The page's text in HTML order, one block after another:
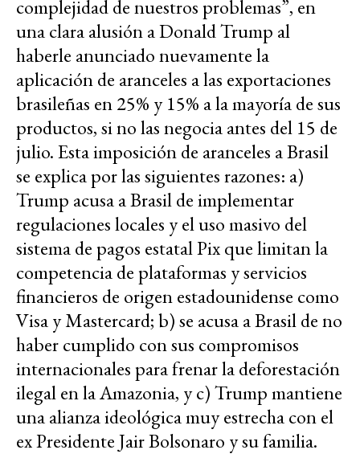
complejidad de nuestros problemas”, en
una clara alusión a Donald Trump al
haberle anunciado nuevamente la
aplicación de aranceles a las exportaciones
brasileñas en 25% y 15% a la mayoría de sus
productos, si no las negocia antes del 15 de
julio. Esta imposición de aranceles a Brasil
se explica por las siguientes razones: a)
Trump acusa a Brasil de implementar
regulaciones locales y el uso masivo del
sistema de pagos estatal Pix que limitan la
competencia de plataformas y servicios
financieros de origen estadounidense como
Visa y Mastercard; b) se acusa a Brasil de no
haber cumplido con sus compromisos
internacionales para frenar la deforestación
ilegal en la Amazonia, y c) Trump mantiene
una alianza ideológica muy estrecha con el
ex Presidente Jair Bolsonaro y su familia.